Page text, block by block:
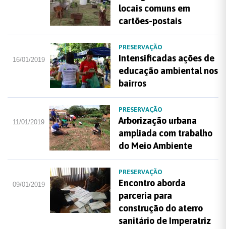
locais comuns em
cartões-postais
16/01/2019
PRESERVAÇÃO
Intensificadas ações de
educação ambiental nos
bairros
11/01/2019
PRESERVAÇÃO
Arborização urbana
ampliada com trabalho
do Meio Ambiente
09/01/2019
PRESERVAÇÃO
Encontro aborda
parceria para
construção do aterro
sanitário de Imperatriz